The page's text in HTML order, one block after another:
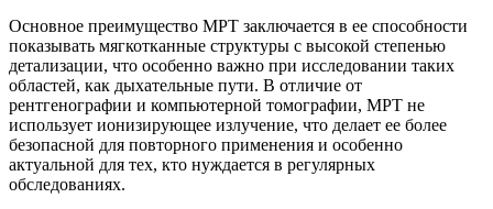
Основное преимущество МРТ заключается в ее способности
показывать мягкотканные структуры с высокой степенью
детализации, что особенно важно при исследовании таких
областей, как дыхательные пути. В отличие от
рентгенографии и компьютерной томографии, МРТ не
использует ионизирующее излучение, что делает ее более
безопасной для повторного применения и особенно
актуальной для тех, кто нуждается в регулярных
обследованиях.